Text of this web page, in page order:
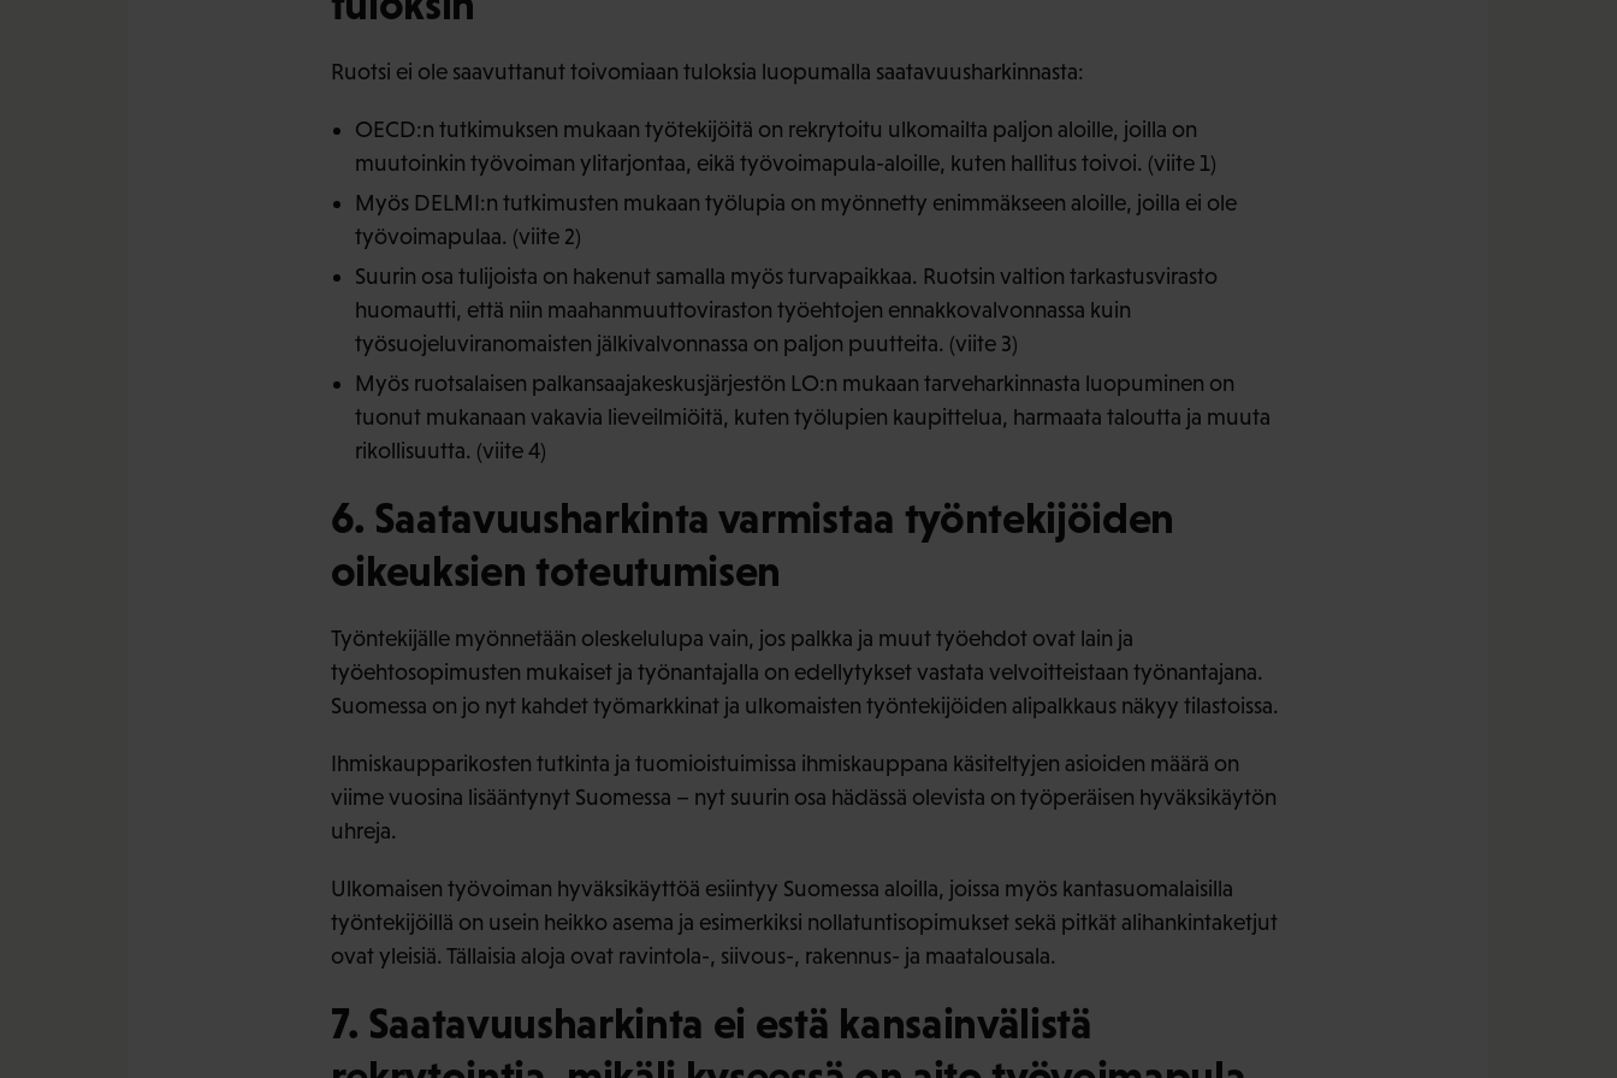
Ruotsi ei ole saavuttanut toivomiaan tuloksia luopumalla saatavuusharkinnasta:
OECD:n tutkimuksen mukaan työtekijöitä on rekrytoitu ulkomailta paljon aloille, joilla on
muutoinkin työvoiman ylitarjontaa, eikä työvoimapula-aloille, kuten hallitus toivoi. (viite 1)
Myös DELMI:n tutkimusten mukaan työlupia on myönnetty enimmäkseen aloille, joilla ei ole
työvoimapulaa. (viite 2)
Suurin osa tulijoista on hakenut samalla myös turvapaikkaa. Ruotsin valtion tarkastusvirasto
huomautti, että niin maahanmuuttoviraston työehtojen ennakkovalvonnassa kuin
työsuojeluviranomaisten jälkivalvonnassa on paljon puutteita. (viite 3)
Myös ruotsalaisen palkansaajakeskusjärjestön LO:n mukaan tarveharkinnasta luopuminen on
tuonut mukanaan vakavia lieveilmiöitä, kuten työlupien kaupittelua, harmaata taloutta ja muuta
rikollisuutta. (viite 4)
6. Saatavuusharkinta varmistaa työntekijöiden
oikeuksien toteutumisen
Työntekijälle myönnetään oleskelulupa vain, jos palkka ja muut työehdot ovat lain ja
työehtosopimusten mukaiset ja työnantajalla on edellytykset vastata velvoitteistaan työnantajana.
Suomessa on jo nyt kahdet työmarkkinat ja ulkomaisten työntekijöiden alipalkkaus näkyy tilastoissa.
Ihmiskaupparikosten tutkinta ja tuomioistuimissa ihmiskauppana käsiteltyjen asioiden määrä on
viime vuosina lisääntynyt Suomessa – nyt suurin osa hädässä olevista on työperäisen hyväksikäytön
uhreja.
Ulkomaisen työvoiman hyväksikäyttöä esiintyy Suomessa aloilla, joissa myös kantasuomalaisilla
työntekijöillä on usein heikko asema ja esimerkiksi nollatuntisopimukset sekä pitkät alihankintaketjut
ovat yleisiä. Tällaisia aloja ovat ravintola-, siivous-, rakennus- ja maatalousala.
7. Saatavuusharkinta ei estä kansainvälistä